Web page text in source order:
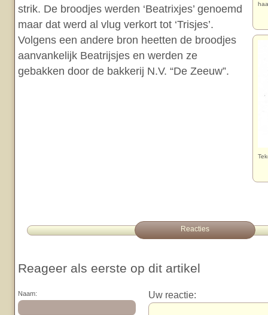
strik. De broodjes werden ‘Beatrixjes’ genoemd
maar dat werd al vlug verkort tot ‘Trisjes’.
Volgens een andere bron heetten de broodjes
aanvankelijk Beatrijsjes en werden ze
gebakken door de bakkerij N.V. “De Zeeuw”.
Reacties
Reageer als eerste op dit artikel
Naam: Uw reactie: